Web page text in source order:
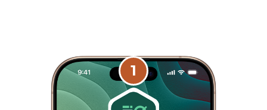
1